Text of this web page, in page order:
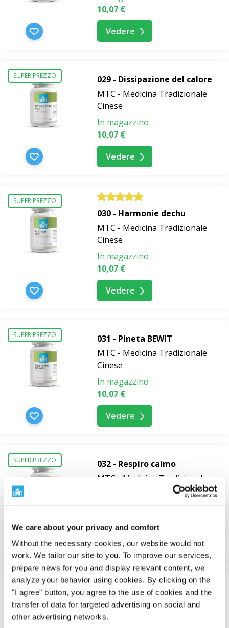
We care about your privacy and comfort
Without the necessary cookies, our website would not
work. We tailor our site to you. To improve our services,
prepare news for you and display relevant content, we
analyze your behavior using cookies. By clicking on the
"I agree" button, you agree to the use of cookies and the
transfer of data for targeted advertising on social and
other advertising networks.
10,07 €
Vedere
SUPER PREZZO
029 - Dissipazione del calore
MTC - Medicina Tradizionale
Cinese
In magazzino
10,07 €
Vedere
SUPER PREZZO
030 - Harmonie dechu
MTC - Medicina Tradizionale
Cinese
In magazzino
10,07 €
Vedere
SUPER PREZZO
031 - Pineta BEWIT
MTC - Medicina Tradizionale
Cinese
In magazzino
10,07 €
Vedere
SUPER PREZZO
032 - Respiro calmo
MTC - Medicina Tradizionale
Vedere
SUPER PREZZO
033 - Polmoni a riposo
MTC - Medicina Tradizionale